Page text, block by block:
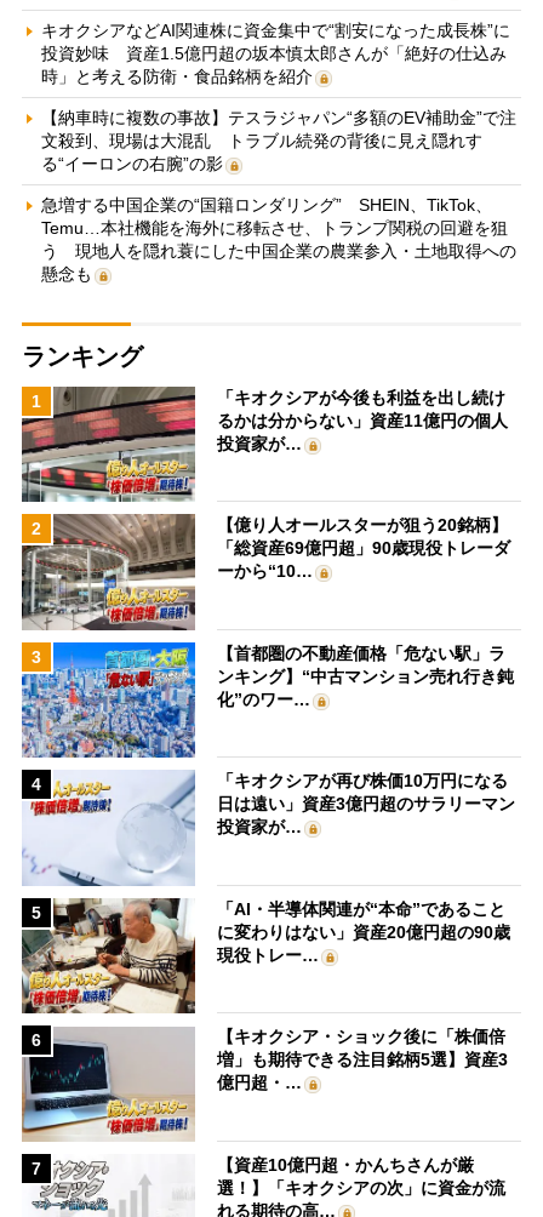
キオクシアなどAI関連株に資金集中で“割安になった成長株”に
投資妙味 資産1.5億円超の坂本慎太郎さんが「絶好の仕込み
時」と考える防衛・食品銘柄を紹介
【納車時に複数の事故】テスラジャパン“多額のEV補助金”で注
文殺到、現場は大混乱 トラブル続発の背後に見え隠れす
る“イーロンの右腕”の影
急増する中国企業の“国籍ロンダリング” SHEIN、TikTok、
Temu…本社機能を海外に移転させ、トランプ関税の回避を狙
う 現地人を隠れ蓑にした中国企業の農業参入・土地取得への
懸念も
ランキング
1
「キオクシアが今後も利益を出し続け
るかは分からない」資産11億円の個人
投資家が…
2
【億り人オールスターが狙う20銘柄】
「総資産69億円超」90歳現役トレーダ
ーから“10…
3
【首都圏の不動産価格「危ない駅」ラ
ンキング】“中古マンション売れ行き鈍
化”のワー…
4
「キオクシアが再び株価10万円になる
日は遠い」資産3億円超のサラリーマン
投資家が…
5
「AI・半導体関連が“本命”であること
に変わりはない」資産20億円超の90歳
現役トレー…
6
【キオクシア・ショック後に「株価倍
増」も期待できる注目銘柄5選】資産3
億円超・…
7
【資産10億円超・かんちさんが厳
選！】「キオクシアの次」に資金が流
れる期待の高…